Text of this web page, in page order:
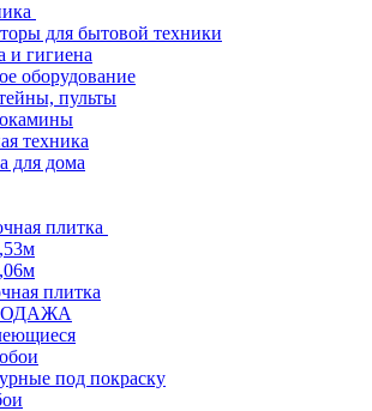
для бытовой техники
и гигиена
оборудование
пульты
техника
для дома
плитка
плитка
под покраску